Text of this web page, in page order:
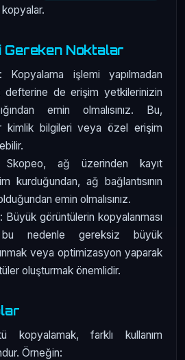
Gereken Noktalar
Kopyalama işlemi yapılmadan
defterine de erişim yetkilerinizin
emin olmalısınız. Bu,
kimlik bilgileri veya özel erişim
ağ üzerinden kayıt
kurduğundan, ağ bağlantısının
emin olmalısınız.
: Büyük görüntülerin kopyalanması
nedenle gereksiz büyük
veya optimizasyon yaparak
oluşturmak önemlidir.
kopyalamak, farklı kullanım
Örneğin: